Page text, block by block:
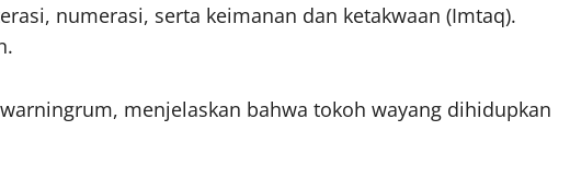
numerasi, serta keimanan dan ketakwaan (Imtaq).
menjelaskan bahwa tokoh wayang dihidupkan